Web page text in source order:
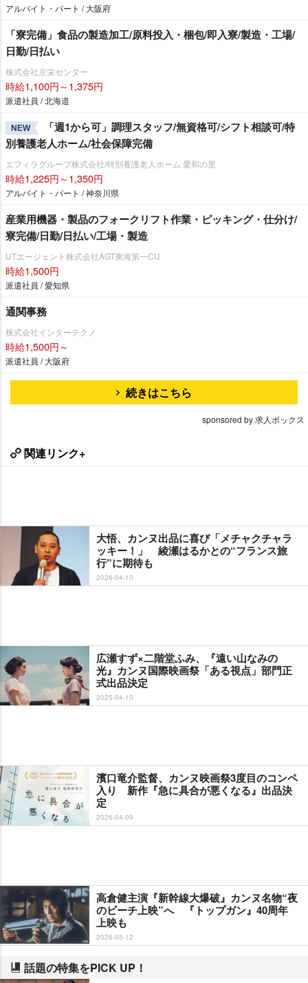
アルバイト・パート / 大阪府
「寮完備」食品の製造加工/原料投入・梱包/即入寮/製造・工場/
日勤/日払い
株式会社京栄センター
時給1,100円～1,375円
派遣社員 / 北海道
NEW
「週1から可」調理スタッフ/無資格可/シフト相談可/特
別養護老人ホーム/社会保障完備
エフィラグループ株式会社/特別養護老人ホーム 愛和の里
時給1,225円～1,350円
アルバイト・パート / 神奈川県
産業用機器・製品のフォークリフト作業・ピッキング・仕分け/
寮完備/日勤/日払い/工場・製造
UTエージェント株式会社AGT東海第一CU
時給1,500円
派遣社員 / 愛知県
通関事務
株式会社インターテクノ
時給1,500円～
派遣社員 / 大阪府
続きはこちら
sponsored by 求人ボックス
関連リンク+
大悟、カンヌ出品に喜び「メチャクチャラ
ッキー！」 綾瀬はるかとの“フランス旅
行”に期待も
2026-04-10
広瀬すず×二階堂ふみ、『遠い山なみの
光』カンヌ国際映画祭「ある視点」部門正
式出品決定
2025-04-10
濱口竜介監督、カンヌ映画祭3度目のコンペ
入り 新作『急に具合が悪くなる』出品決
定
2026-04-09
高倉健主演『新幹線大爆破』カンヌ名物“夜
のビーチ上映”へ 『トップガン』40周年
上映も
2026-05-12
話題の特集をPICK UP！